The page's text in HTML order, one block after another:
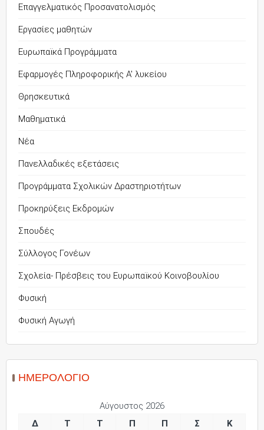
Επαγγελματικός Προσανατολισμός
Εργασίες μαθητών
Ευρωπαϊκά Προγράμματα
Εφαρμογές Πληροφορικής Α' λυκείου
Θρησκευτικά
Μαθηματικά
Νέα
Πανελλαδικές εξετάσεις
Προγράμματα Σχολικών Δραστηριοτήτων
Προκηρύξεις Εκδρομών
Σπουδές
Σύλλογος Γονέων
Σχολεία- Πρέσβεις του Ευρωπαϊκού Κοινοβουλίου
Φυσική
Φυσική Αγωγή
ΗΜΕΡΟΛΌΓΙΟ
Αύγουστος 2026
Δ
Τ Τ Π Π Σ
Κ